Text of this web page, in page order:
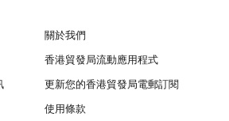
關於我們
香港貿發局流動應用程式
更新您的香港貿發局電郵訂閱
使用條款